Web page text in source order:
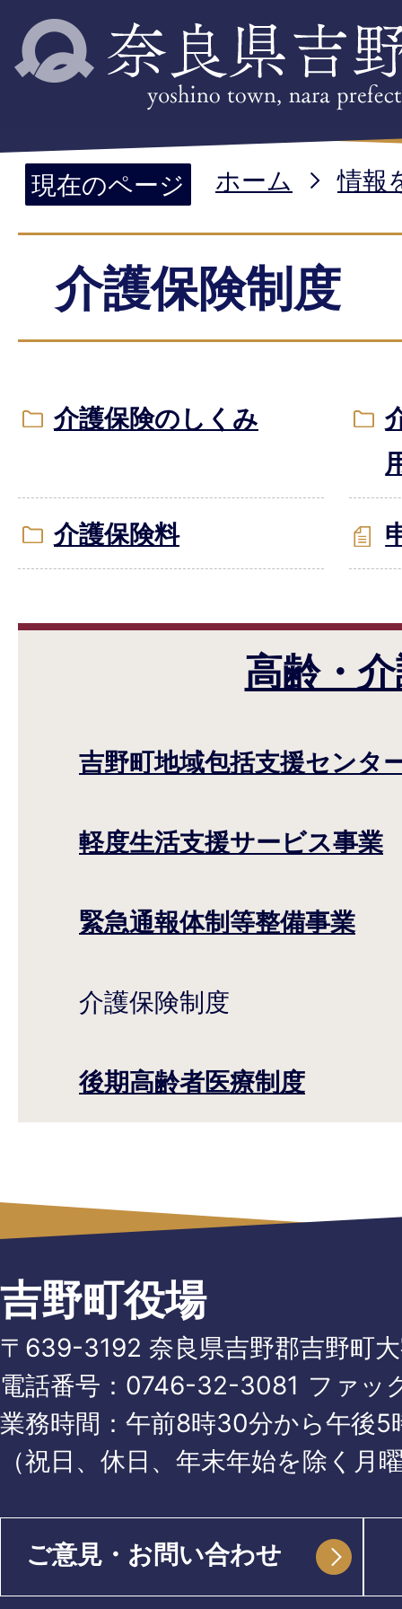
現在のページ ホーム 情報
介護保険制度
介護保険のしくみ
介護保険料
高齢・
吉野町地域包括支援センタ
軽度生活支援サービス事業
緊急通報体制等整備事業
介護保険制度
後期高齢者医療制度
吉野町役場
〒639-3192 奈良県吉野郡吉野町
電話番号： 0746-32-3081 ファッ
業務時間：午前8時30分から午後5
（祝日、休日、年末年始を除く月
ご意見・お問い合わせ